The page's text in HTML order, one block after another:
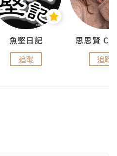
魚堅日記
追蹤 追蹤